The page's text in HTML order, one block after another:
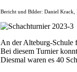
Bericht und Bilder: Daniel Krack,
An der Alteburg-Schule
Bei diesem Turnier
Diesmal waren es 40